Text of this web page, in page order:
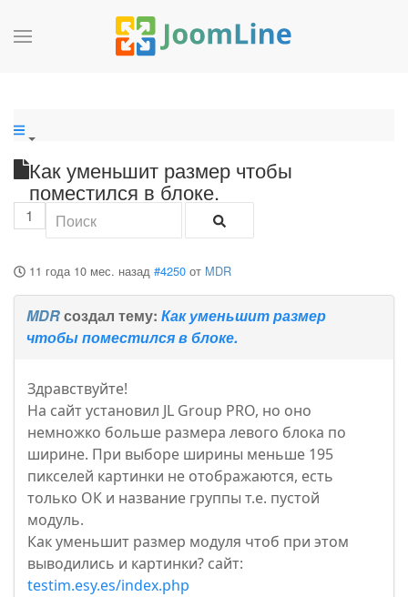
Как уменьшит размер чтобы
поместился в блоке.
1
11 года 10 мес. назад #4250 от MDR
MDRсоздал тему: Как уменьшит размер
чтобы поместился в блоке.
Здравствуйте!
На сайт установил JL Group PRO, но оно
немножко больше размера левого блока по
ширине. При выборе ширины меньше 195
пикселей картинки не отображаются, есть
только ОК и название группы т.е. пустой
модуль.
Как уменьшит размер модуля чтоб при этом
выводились и картинки? сайт:
testim.esy.es/index.php